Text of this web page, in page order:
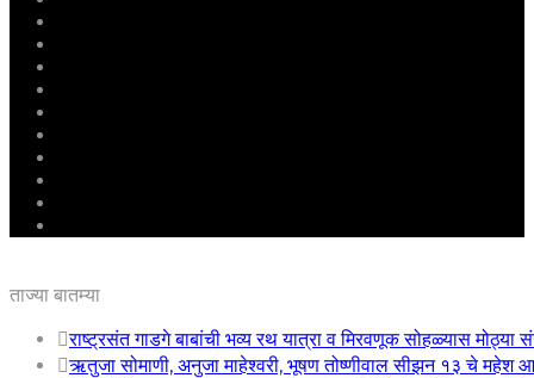
ताज्या बातम्या
राष्ट्रसंत गाडगे बाबांची भव्य रथ यात्रा व मिरवणूक सोहळ्यास
ऋतुजा सोमाणी, अनुजा माहेश्वरी, भूषण तोष्णीवाल सीझन १३ चे